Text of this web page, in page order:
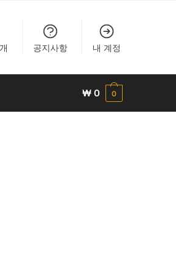
공지사항 내 계정
₩ 0 0